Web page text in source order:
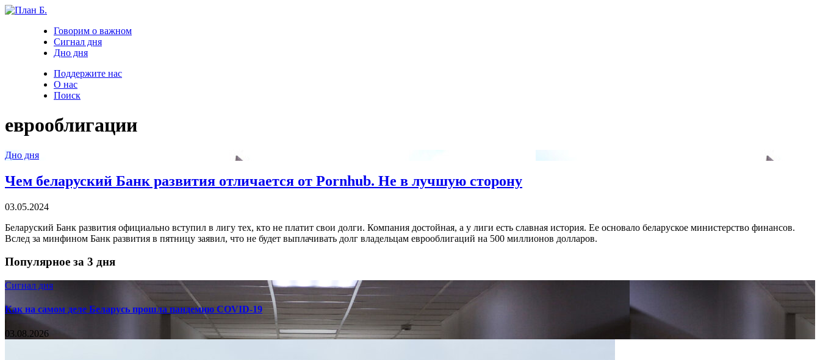
Говорим о важном
Сигнал дня
Дно дня
Поддержите нас
О нас
Поиск
еврооблигации
Дно дня
Чем беларуский Банк развития отличается от Pornhub. Не в лучшую сторону
03.05.2024
Беларуский Банк развития официально вступил в лигу тех, кто не платит свои долги. Компания достойная, а у лиги есть славная история. Ее основало беларуское министерство финансов.
Вслед за минфином Банк развития в пятницу заявил, что не будет выплачивать долг владельцам еврооблигаций на 500 миллионов долларов.
Популярное за 3 дня
Сигнал дня
Как на самом деле Беларусь прошла пандемию COVID-19
03.08.2026